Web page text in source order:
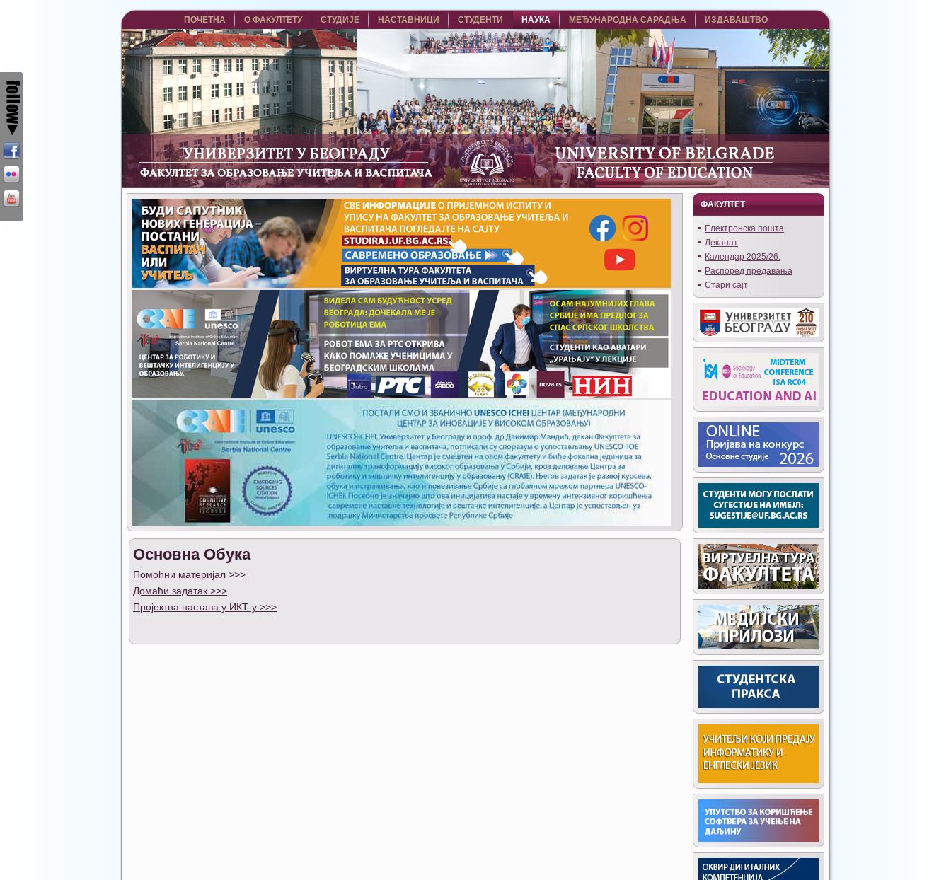
ПОЧЕТНА О ФАКУЛТЕТУ СТУДИЈЕ НАСТАВНИЦИ СТУДЕНТИ НАУКА МЕЂУНАРОДНА САРАДЊА ИЗДАВАШТВО
Основна Обука
Помоћни материјал >>>
Домаћи задатак >>>
Пројектна настава у ИКТ-у >>>
ФАКУЛТЕТ
Eлектронска пошта
Деканат
Календар 2025/26.
Распоред предавања
Стари сајт